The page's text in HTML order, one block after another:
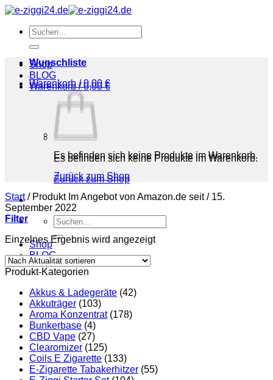
Zum
springenSuchen
nach:
Shop
BLOG
Warenkorb /0,00€
Es befinden sich keine Produkte im Warenkorb.
Zurück zum Shop
Suchen
nach:
Shop
BLOG
Wunschliste
Warenkorb /0,00 €
Es befinden sich keine Produkte im Warenkorb.
Zurück zum Shop
Start /Produkt Im Angebot von Amazon.de seit/15.
September 2022
Filter
Einzelnes Ergebnis wird angezeigt
Produkt-Kategorien
Akkus & Ladegeräte (42)
Akkuträger (103)
Aroma Konzentrat (178)
Bunkerbase (4)
CBD Vape (27)
Clearomizer (125)
Coils E Zigarette (133)
E-Zigarette Tabakerhitzer (55)